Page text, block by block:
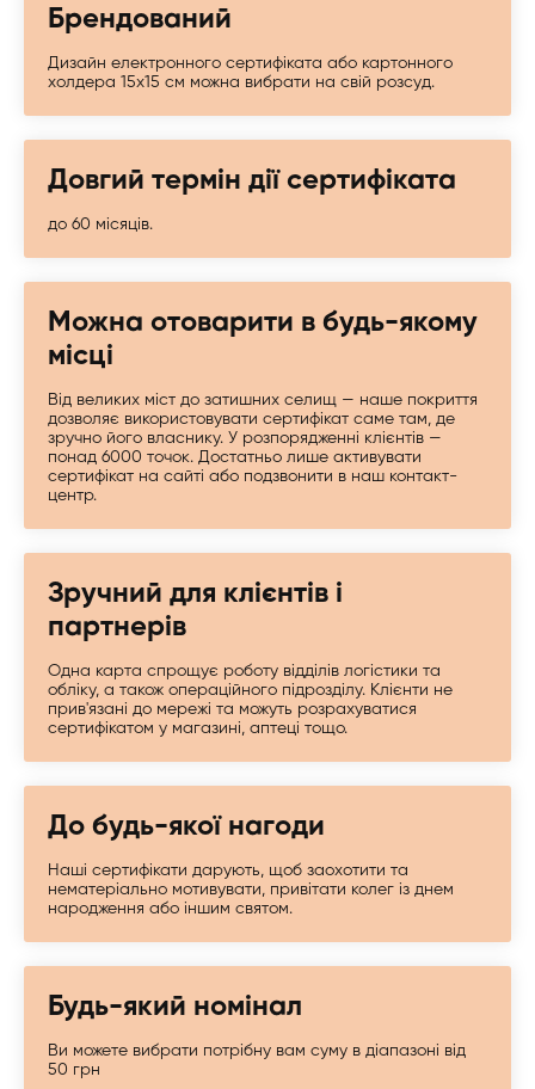
Брендований
Дизайн електронного сертифіката або картонного
холдера 15х15 см можна вибрати на свій розсуд.
Довгий термін дії сертифіката
до 60 місяців.
Можна отоварити в будь-якому
місці
Від великих міст до затишних селищ — наше покриття
дозволяє використовувати сертифікат саме там, де
зручно його власнику. У розпорядженні клієнтів —
понад 6000 точок. Достатньо лише активувати
сертифікат на сайті або подзвонити в наш контакт-
центр.
Зручний для клієнтів і
партнерів
Одна карта спрощує роботу відділів логістики та
обліку, а також операційного підрозділу. Клієнти не
прив'язані до мережі та можуть розрахуватися
сертифікатом у магазині, аптеці тощо.
До будь-якої нагоди
Наші сертифікати дарують, щоб заохотити та
нематеріально мотивувати, привітати колег із днем ​​
народження або іншим святом.
Будь-який номінал
Ви можете вибрати потрібну вам суму в діапазоні від
50 грн